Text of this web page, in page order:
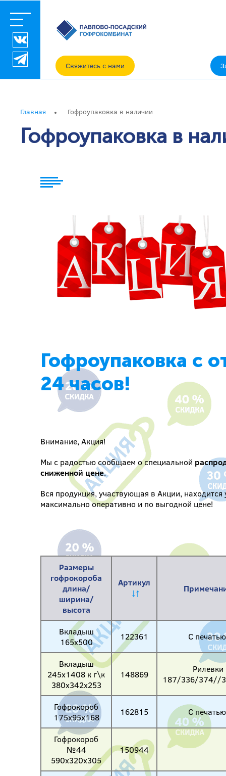
Свяжитесь с нами
Главная Гофроупаковка в наличии
Гофроупаковка в
Заявка
на
расчет
Гофроупаковка с
24 часов!
Внимание, Акция!
Мы с радостью сообщаем о специальной
сниженной цене.
Вся продукция, участвующая в Акции,
максимально оперативно и по выгодной цене!
Размеры
гофрокороба
длина/
ширина/
высота
Артикул
Вкладыш
165х500
122361 С
Вкладыш
245х1408 к г\к
380х342х253
148869
Рилевки
187/336/374//
Гофрокороб
175х95х168
162815 С
Гофрокороб
№44
590х320х305
150944